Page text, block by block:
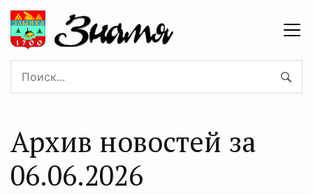
Архив новостей за
06.06.2026